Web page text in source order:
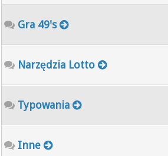
Gra 49's
Narzędzia Lotto
Typowania
Inne